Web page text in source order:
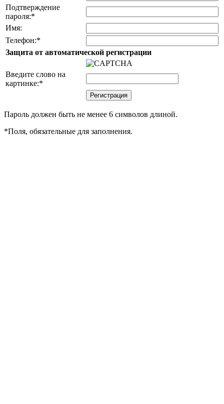
Подтверждение
пароля:*
Имя:
Телефон:*
Защита от автоматической регистрации
Введите слово на
картинке:*
Пароль должен быть не менее 6 символов длиной.
*Поля, обязательные для заполнения.